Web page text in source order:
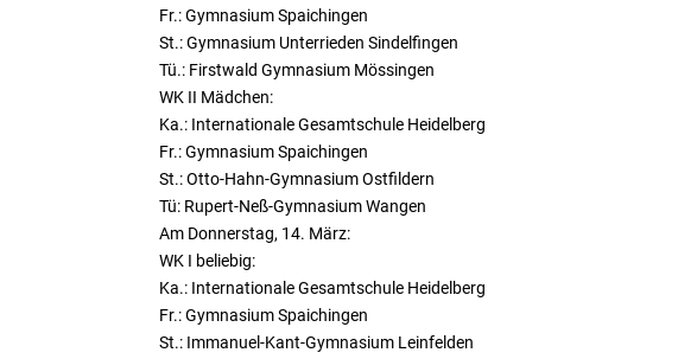
Fr.: Gymnasium Spaichingen
St.: Gymnasium Unterrieden Sindelfingen
Tü.: Firstwald Gymnasium Mössingen
WK II Mädchen:
Ka.: Internationale Gesamtschule Heidelberg
Fr.: Gymnasium Spaichingen
St.: Otto-Hahn-Gymnasium Ostfildern
Tü: Rupert-Neß-Gymnasium Wangen
Am Donnerstag, 14. März:
WK I beliebig:
Ka.: Internationale Gesamtschule Heidelberg
Fr.: Gymnasium Spaichingen
St.: Immanuel-Kant-Gymnasium Leinfelden